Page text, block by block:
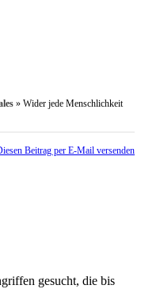
» Wider jede Menschlichkeit
Beitrag per E-Mail versenden
gesucht, die bis